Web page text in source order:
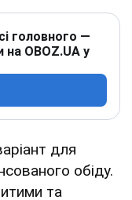
головного —
на OBOZ.UA у
для
обіду.
та